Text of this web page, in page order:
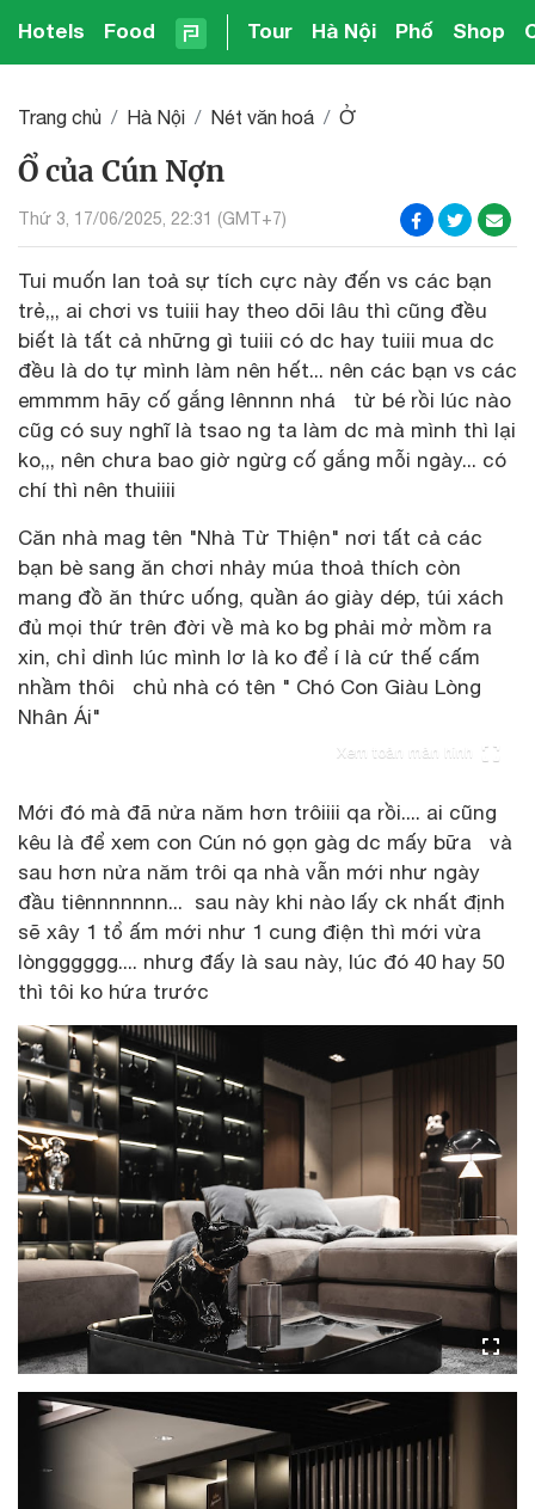
Hotels Food Tour Hà Nội Phố Shop
Trang chủ Hà Nội Nét văn hoá Ở
Ổ của Cún Nợn
Thứ 3, 17/06/2025, 22:31 (GMT+7)
Tui muốn lan toả sự tích cực này đến vs các bạn
trẻ,,, ai chơi vs tuiii hay theo dõi lâu thì cũng đều
biết là tất cả những gì tuiii có dc hay tuiii mua dc
đều là do tự mình làm nên hết... nên các bạn vs các
emmmm hãy cố gắng lênnnn nhá từ bé rồi lúc nào
cũg có suy nghĩ là tsao ng ta làm dc mà mình thì lại
ko,,, nên chưa bao giờ ngừg cố gắng mỗi ngày... có
chí thì nên thuiiii
Căn nhà mag tên "Nhà Từ Thiện" nơi tất cả các
bạn bè sang ăn chơi nhảy múa thoả thích còn
mang đồ ăn thức uống, quần áo giày dép, túi xách
đủ mọi thứ trên đời về mà ko bg phải mở mồm ra
xin, chỉ dình lúc mình lơ là ko để í là cứ thế cấm
nhầm thôi chủ nhà có tên " Chó Con Giàu Lòng
Nhân Ái"
Xem toàn màn hình
Mới đó mà đã nửa năm hơn trôiiii qa rồi.... ai cũng
kêu là để xem con Cún nó gọn gàg dc mấy bữa và
sau hơn nửa năm trôi qa nhà vẫn mới như ngày
đầu tiênnnnnnn... sau này khi nào lấy ck nhất định
sẽ xây 1 tổ ấm mới như 1 cung điện thì mới vừa
lòngggggg.... nhưg đấy là sau này, lúc đó 40 hay 50
thì tôi ko hứa trước